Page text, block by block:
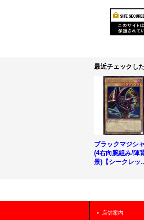
最近チェックし
ブラックマジシ
(4右向腕組み/陣
景)【シークレッ
店舗案内